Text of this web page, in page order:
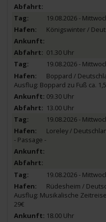
19.08.2026 -
Königswinter /
01.30 Uhr
19.08.2026 -
Boppard /
Ausflug: Boppard zu Fuß ca.
09.30 Uhr
13.00 Uhr
19.08.2026 -
Loreley /
- Passage -
19.08.2026 -
Rüdesheim /
Ausflug: Musikalische
29€
18.00 Uhr